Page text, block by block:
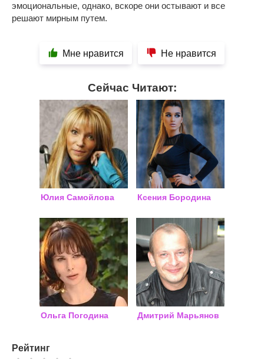
эмоциональные, однако, вскоре они остывают и все
решают мирным путем.
Мне нравится Не нравится
Сейчас Читают:
Юлия Самойлова Ксения Бородина
Ольга Погодина Дмитрий Марьянов
Рейтинг